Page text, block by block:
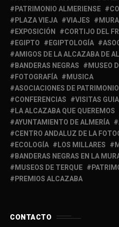
PATRIMONIO ALMERIENSE
PLAZA VIEJA
VIAJES
EXPOSICIÓN
CORTIJO DEL
EGIPTO
EGIPTOLOGÍA
AMIGOS DE LA ALCAZABA DE
BANDERAS NEGRAS
MUSEO
FOTOGRAFÍA
MUSICA
ASOCIACIONES DE
CONFERENCIAS
VISITAS
LA ALCAZABA QUE QUEREMOS
AYUNTAMIENTO DE ALMERÍA
CENTRO ANDALUZ DE LA
ECOLOGÍA
LOS MILLARES
BANDERAS NEGRAS EN LA
MUSEOS DE TERQUE
PREMIOS ALCAZABA
CONTACTO